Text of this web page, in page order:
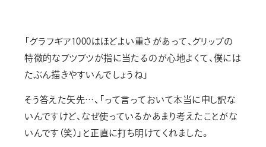
「グラフギア1000はほどよい重さがあって、グリップの
特徴的なブツブツが指に当たるのが心地よくて、僕には
たぶん描きやすいんでしょうね」
そう答えた矢先…、「って言っておいて本当に申し訳な
いんですけど、なぜ使っているかあまり考えたことがな
いんです（笑）」と正直に打ち明けてくれました。